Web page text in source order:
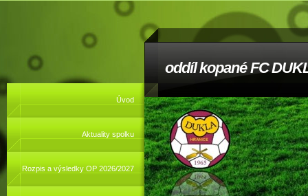
oddíl kopané FC
Úvod
Aktuality spolku
Rozpis a výsledky OP 2026/2027